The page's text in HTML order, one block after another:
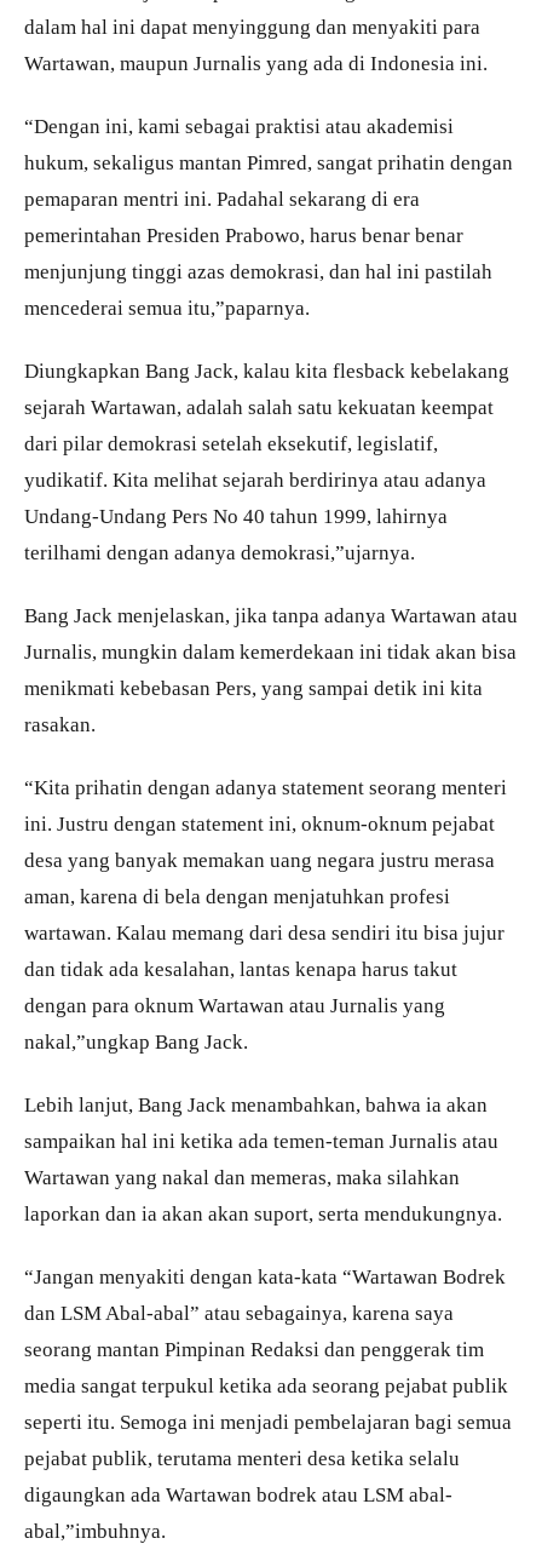
dalam hal ini dapat menyinggung dan menyakiti para
Wartawan, maupun Jurnalis yang ada di Indonesia ini.
“Dengan ini, kami sebagai praktisi atau akademisi
hukum, sekaligus mantan Pimred, sangat prihatin dengan
pemaparan mentri ini. Padahal sekarang di era
pemerintahan Presiden Prabowo, harus benar benar
menjunjung tinggi azas demokrasi, dan hal ini pastilah
mencederai semua itu,”paparnya.
Diungkapkan Bang Jack, kalau kita flesback kebelakang
sejarah Wartawan, adalah salah satu kekuatan keempat
dari pilar demokrasi setelah eksekutif, legislatif,
yudikatif. Kita melihat sejarah berdirinya atau adanya
Undang-Undang Pers No 40 tahun 1999, lahirnya
terilhami dengan adanya demokrasi,”ujarnya.
Bang Jack menjelaskan, jika tanpa adanya Wartawan atau
Jurnalis, mungkin dalam kemerdekaan ini tidak akan bisa
menikmati kebebasan Pers, yang sampai detik ini kita
rasakan.
“Kita prihatin dengan adanya statement seorang menteri
ini. Justru dengan statement ini, oknum-oknum pejabat
desa yang banyak memakan uang negara justru merasa
aman, karena di bela dengan menjatuhkan profesi
wartawan. Kalau memang dari desa sendiri itu bisa jujur
dan tidak ada kesalahan, lantas kenapa harus takut
dengan para oknum Wartawan atau Jurnalis yang
nakal,”ungkap Bang Jack.
Lebih lanjut, Bang Jack menambahkan, bahwa ia akan
sampaikan hal ini ketika ada temen-teman Jurnalis atau
Wartawan yang nakal dan memeras, maka silahkan
laporkan dan ia akan akan suport, serta mendukungnya.
“Jangan menyakiti dengan kata-kata “Wartawan Bodrek
dan LSM Abal-abal” atau sebagainya, karena saya
seorang mantan Pimpinan Redaksi dan penggerak tim
media sangat terpukul ketika ada seorang pejabat publik
seperti itu. Semoga ini menjadi pembelajaran bagi semua
pejabat publik, terutama menteri desa ketika selalu
digaungkan ada Wartawan bodrek atau LSM abal-
abal,”imbuhnya.